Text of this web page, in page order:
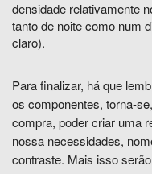
densidade relativamente
tanto de noite como num
claro).
Para finalizar, há que
os componentes, torna-
compra, poder criar uma
nossa necessidades,
contraste. Mais isso